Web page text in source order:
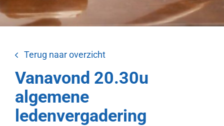
Terug naar overzicht
Vanavond 20.30u
algemene
ledenvergadering